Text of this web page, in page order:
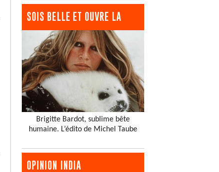
SOIS BELLE ET OUVRE LA
Brigitte Bardot, sublime bête
humaine. L’édito de Michel Taube
OPINION INDIA